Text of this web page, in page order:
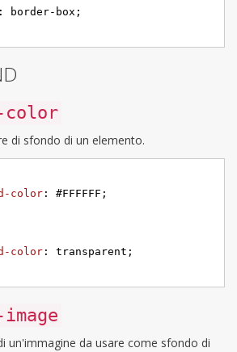
: border-box;
color
di sfondo di un elemento.
color : #FFFFFF ;
color : transparent;
un'immagine da usare come sfondo di